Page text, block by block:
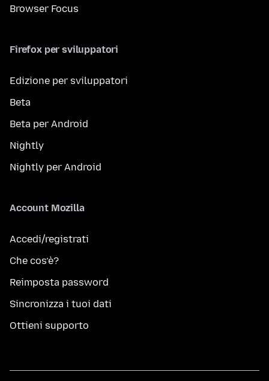
Browser Focus
Firefox per sviluppatori
Edizione per sviluppatori
Beta
Beta per Android
Nightly
Nightly per Android
Account Mozilla
Accedi/registrati
Che cos’è?
Reimposta password
Sincronizza i tuoi dati
Ottieni supporto